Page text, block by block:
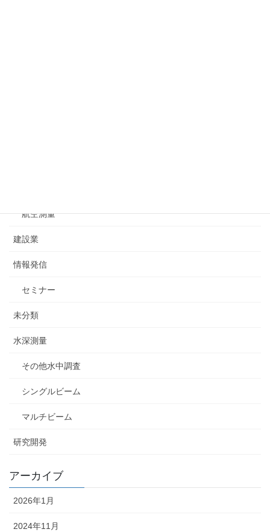
航空測量
建設業
情報発信
セミナー
未分類
水深測量
その他水中調査
シングルビーム
マルチビーム
研究開発
アーカイブ
2026年1月
2024年11月